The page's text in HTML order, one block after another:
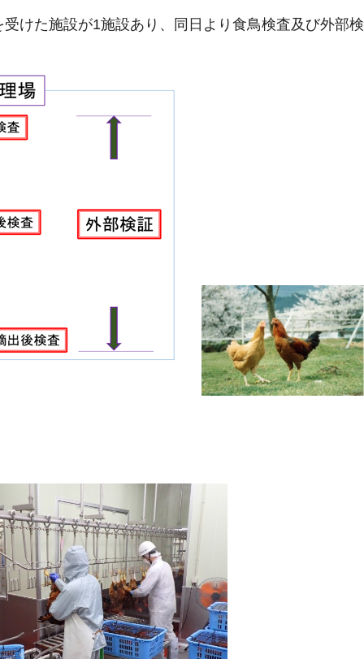
けた施設が1施設あり、同日より食鳥検査及び外部